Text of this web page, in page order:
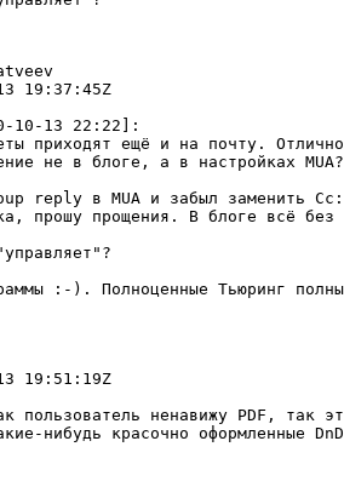
19:37:45Z
10-13 22:22]:
приходят ещё и на почту.
не в блоге, а в настройках MUA?
reply в MUA и забыл заменить
прошу прощения. В блоге всё без
19:51:19Z
пользователь ненавижу PDF, так